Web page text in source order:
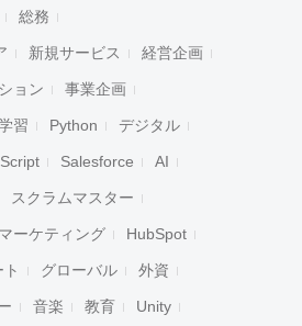
総務
新規サービス 経営企画
ョン 事業企画
習 Python デジタル
Salesforce AI
スクラムマスター
ーケティング HubSpot
グローバル 外資
音楽 教育 Unity